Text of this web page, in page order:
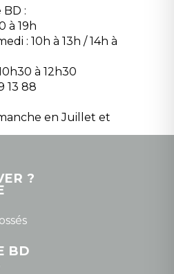
:
à 19h
: 10h à 13h / 14h à
à 12h30
13 88
en Juillet et
noire.com
?
BD